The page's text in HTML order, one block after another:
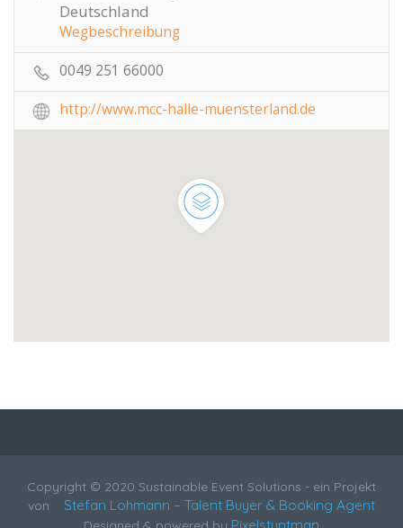
Deutschland
Wegbeschreibung
0049 251 66000
http://www.mcc-halle-muensterland.de
Copyright © 2020 Sustainable Event Solutions - ein Projekt
von
Stefan Lohmann – Talent Buyer & Booking Agent